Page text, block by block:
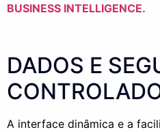
BUSINESS INTELLIGENCE.
DADOS E
A interface dinâmica e a